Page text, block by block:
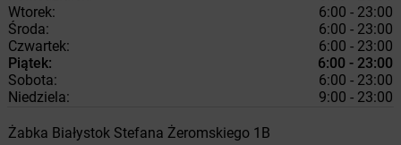
Wtorek:
6:00 - 23:00
Środa:
6:00 - 23:00
Czwartek:
6:00 - 23:00
Piątek:
6:00 - 23:00
Sobota:
6:00 - 23:00
Niedziela:
9:00 - 23:00
Żabka Białystok Stefana Żeromskiego 1B